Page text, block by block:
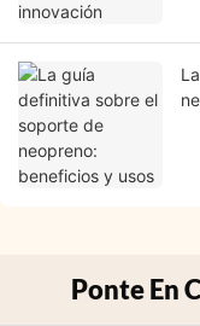
Ponte En